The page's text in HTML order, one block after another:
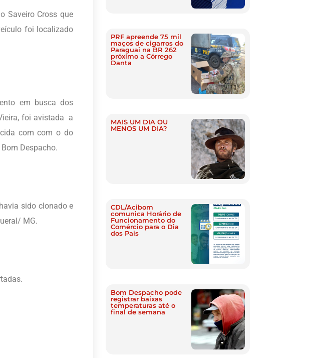
Saveiro Cross que
foi localizado
em busca dos
foi avistada a
com com o do
Despacho.
sido clonado e
MG.
PRF apreende 75 mil
maços de cigarros do
Paraguai na BR 262
próximo a Córrego
Danta
MAIS UM DIA OU
MENOS UM DIA?
CDL/Acibom
comunica Horário de
Funcionamento do
Comércio para o Dia
dos Pais
Bom Despacho pode
registrar baixas
temperaturas até o
final de semana